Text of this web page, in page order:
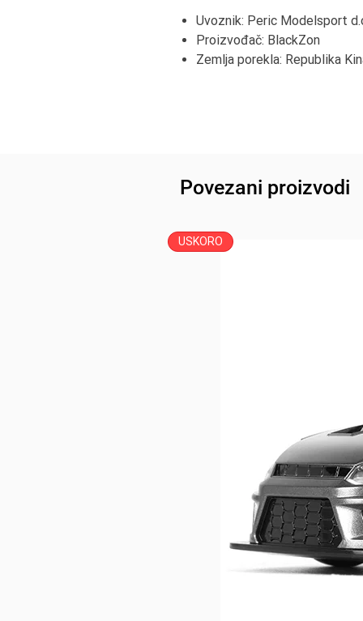
Uvoznik: Peric Modelsport
Proizvođač: BlackZon
Zemlja porekla: Republika
Povezani proizvodi
USKORO